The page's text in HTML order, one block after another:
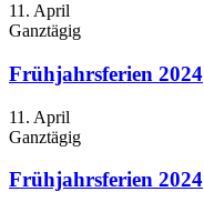
11. April
Ganztägig
Frühjahrsferien 2024
11. April
Ganztägig
Frühjahrsferien 2024